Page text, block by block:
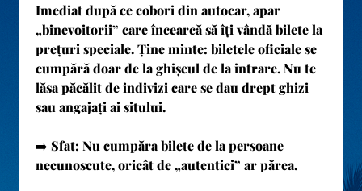
Imediat după ce cobori din autocar, apar
„binevoitorii” care încearcă să îți vândă bilete la
prețuri speciale. Ține minte: biletele oficiale se
cumpără doar de la ghișeul de la intrare. Nu te
lăsa păcălit de indivizi care se dau drept ghizi
sau angajați ai sitului.
➡️ Sfat: Nu cumpăra bilete de la persoane
necunoscute, oricât de „autentici” ar părea.